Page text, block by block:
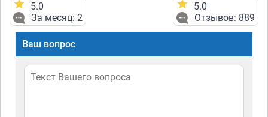
5.0
За месяц: 2
5.0
Отзывов: 889
Ваш вопрос